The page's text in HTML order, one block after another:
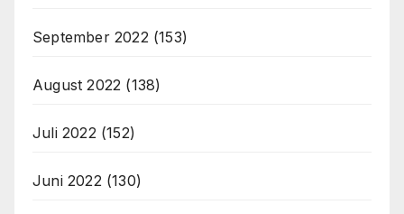
September 2022(153)
August 2022 (138)
Juli 2022(152)
Juni 2022(130)